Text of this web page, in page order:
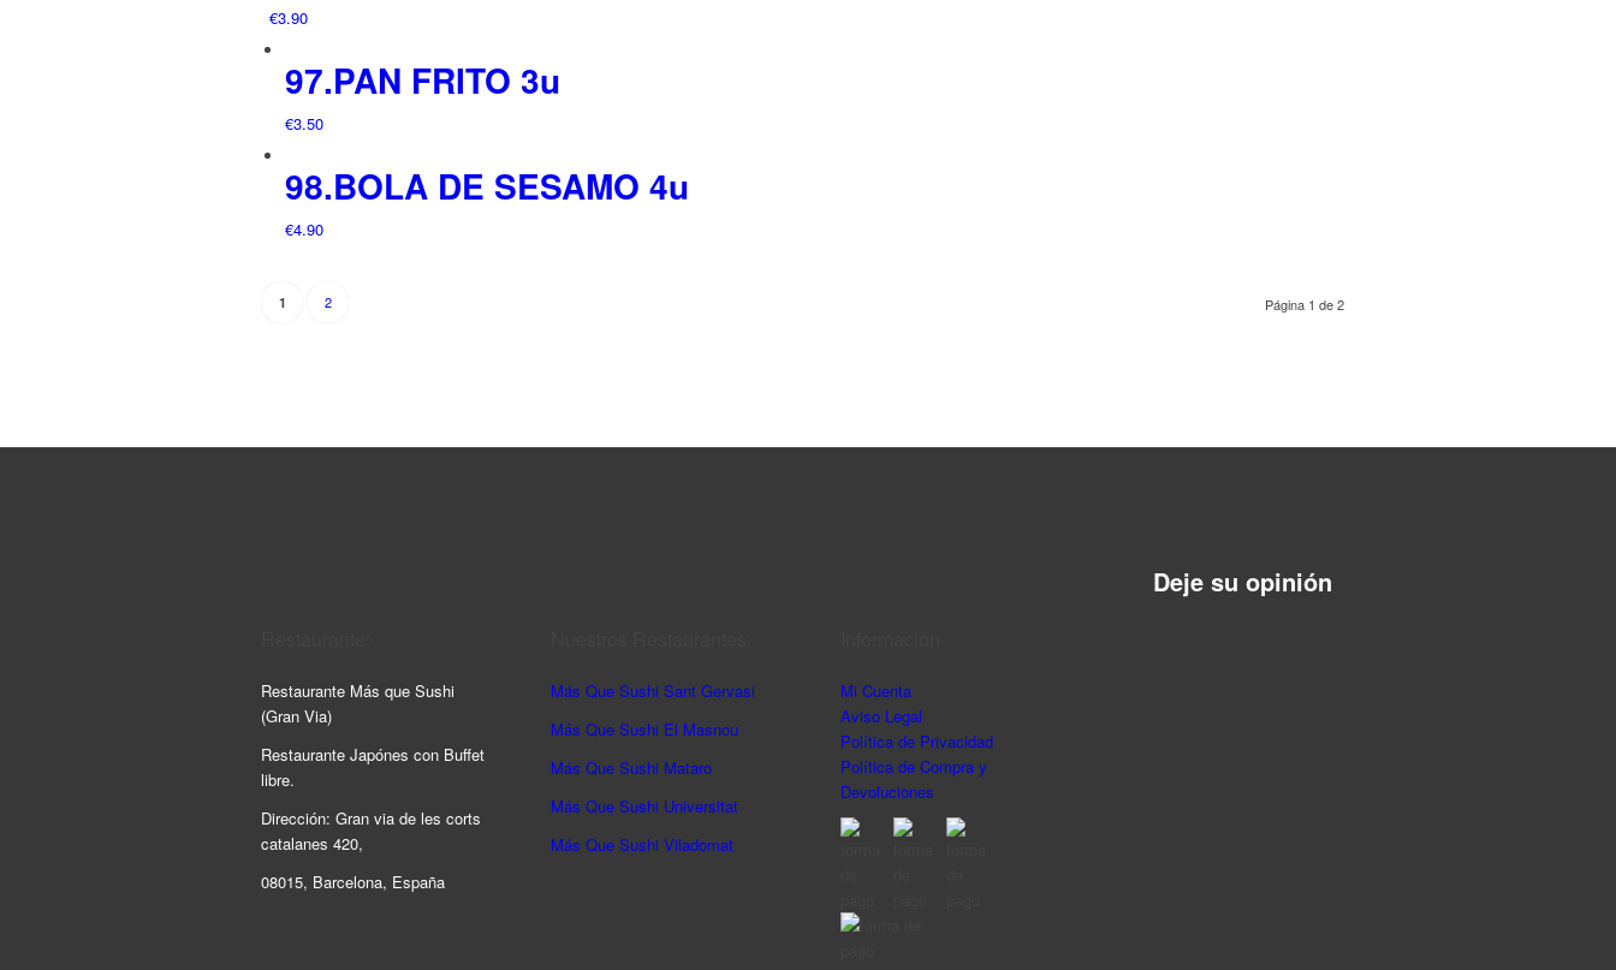
€3.90
97.PAN FRITO 3u
€3.50
98.BOLA DE SESAMO 4u
€4.90
Página 1 de 2
1 2
Restaurante Más que Sushi
(Gran Via)
Restaurante Japónes con Buffet
libre.
Dirección: Gran via de les corts
catalanes 420,
08015, Barcelona, España
Más Que Sushi Sant Gervasi
Más Que Sushi El Masnou
Más Que Sushi Mataro
Más Que Sushi Universitat
Más Que Sushi Viladomat
Mi Cuenta
Aviso Legal
Política de Privacidad
Política de Compra y
Devoluciones
Deje su opinión